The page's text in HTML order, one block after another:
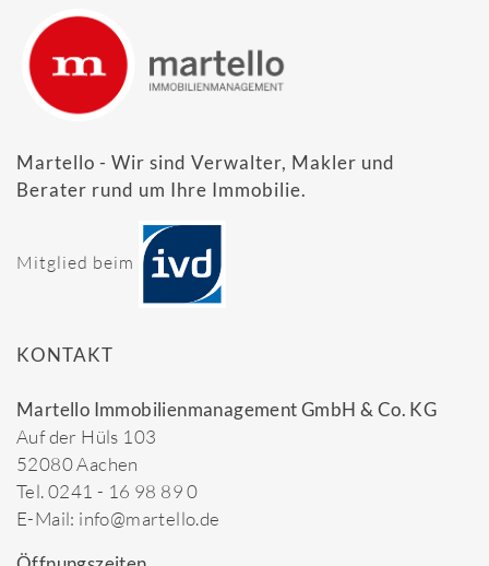
Martello - Wir sind Verwalter, Makler und
Berater rund um Ihre Immobilie.
Mitglied beim
KONTAKT
Martello Immobilienmanagement GmbH & Co. KG
Auf der Hüls 103
52080 Aachen
Tel. 0241 - 16 98 89 0
E-Mail: info@martello.de